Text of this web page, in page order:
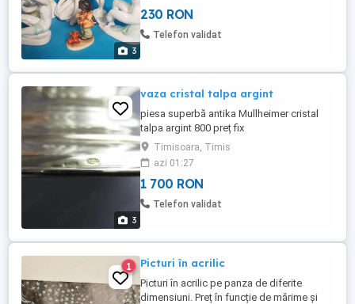
3
230 RON
Telefon validat
3
vaza cristal talpa argint
piesa superbă antika Mullheimer cristal
talpa argint 800 preț fix
Timisoara, Timis
azi 01:27
1 700 RON
Telefon validat
1 Picturi în acrilic
Picturi în acrilic pe panza de diferite
dimensiuni. Preț în funcție de mărime și